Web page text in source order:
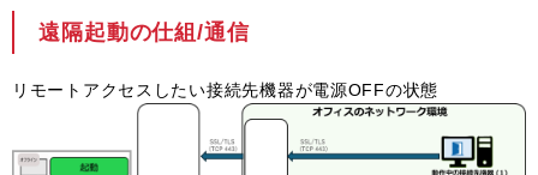
遠隔起動の仕組/通信
リモートアクセスしたい接続先機器が電源OFFの状態